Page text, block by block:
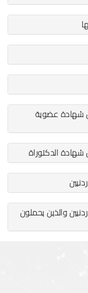
شهادة عضوية
والذين يحملون